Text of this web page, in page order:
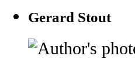
Gerard Stout